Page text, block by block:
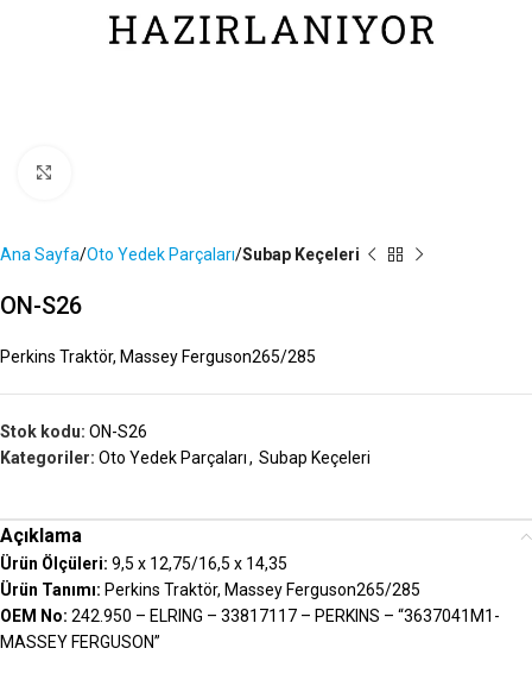
Ana Sayfa Oto Yedek Parçaları Subap Keçeleri
ON-S26
Perkins Traktör, Massey Ferguson265/285
Stok kodu: ON-S26
Kategoriler: Oto Yedek Parçaları, Subap Keçeleri
Açıklama
Ürün Ölçüleri: 9,5 x 12,75/16,5 x 14,35
Ürün Tanımı: Perkins Traktör, Massey Ferguson265/285
OEM No: 242.950 – ELRING – 33817117 – PERKINS – “3637041M1-
MASSEY FERGUSON”